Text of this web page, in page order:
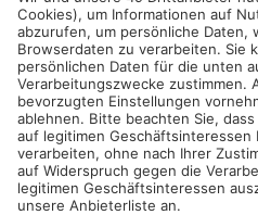
ASCHAFFENBURG.Die
Menschen im Primaveraland.
Infos und Neuerungen
und Stadt Aschaffenburg am
Für Städte und Gemeinden ist
wichtigsten Einnahmequellen.
und Kitas werden dadurch
Ab 2025 wird die Grundsteuer in
dem Wert eines Grundstücks